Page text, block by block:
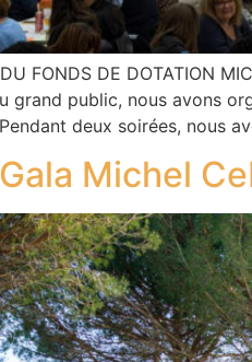
DU FONDS DE DOTATION
grand public, nous avons
deux soirées, nous
Michel